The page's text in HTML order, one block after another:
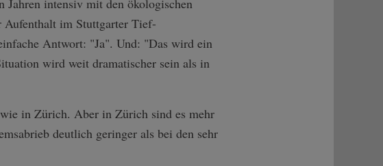
Aufenthalt im Stuttgarter Tief-
Antwort: "Ja". Und: "Das wird ein
wird weit dramatischer sein als in
in Zürich. Aber in Zürich sind es mehr
deutlich geringer als bei den sehr